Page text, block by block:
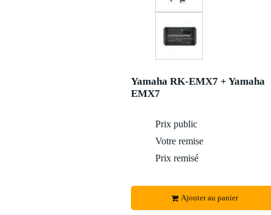
Yamaha RK-EMX7 + Yamaha
EMX7
Prix public
Votre remise
Prix remisé
Ajouter au panier